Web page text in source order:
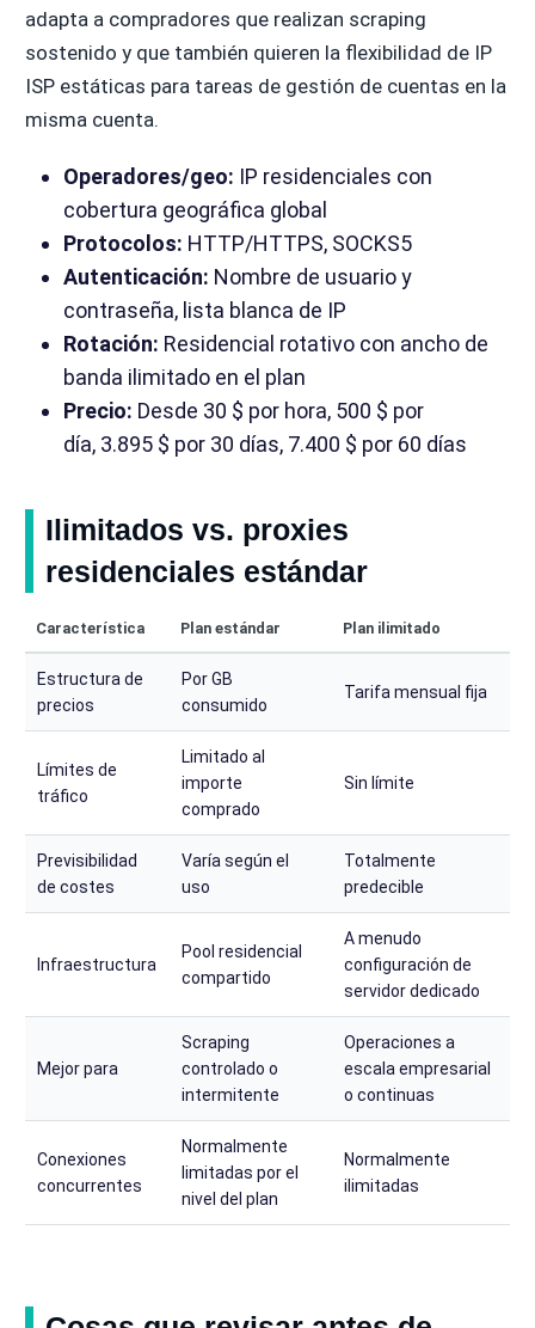
adapta a compradores que realizan scraping
sostenido y que también quieren la flexibilidad de IP
ISP estáticas para tareas de gestión de cuentas en la
misma cuenta.
Operadores/geo: IP residenciales con
cobertura geográfica global
Protocolos: HTTP/HTTPS, SOCKS5
Autenticación: Nombre de usuario y
contraseña, lista blanca de IP
Rotación: Residencial rotativo con ancho de
banda ilimitado en el plan
Precio: Desde 30 $ por hora, 500 $ por
día, 3.895 $ por 30 días, 7.400 $ por 60 días
Ilimitados vs. proxies
residenciales estándar
Característica Plan estándar Plan ilimitado
Estructura de
precios
Por GB
consumido
Tarifa mensual fija
Límites de
tráfico
Limitado al
importe
comprado
Sin límite
Previsibilidad
de costes
Varía según el
uso
Totalmente
predecible
Infraestructura
Pool residencial
compartido
A menudo
configuración de
servidor dedicado
Mejor para
Scraping
controlado o
intermitente
Operaciones a
escala empresarial
o continuas
Conexiones
concurrentes
Normalmente
limitadas por el
nivel del plan
Normalmente
ilimitadas